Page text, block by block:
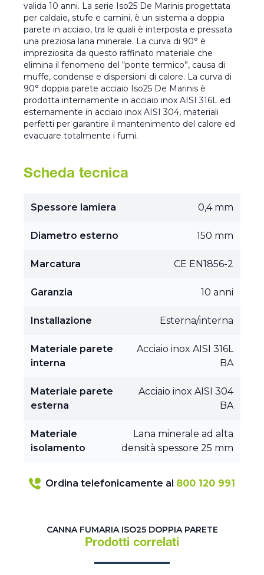
valida 10 anni. La serie Iso25 De Marinis progettata
per caldaie, stufe e camini, è un sistema a doppia
parete in acciaio, tra le quali è interposta e pressata
una preziosa lana minerale. La curva di 90° è
impreziosita da questo raffinato materiale che
elimina il fenomeno del “ponte termico”, causa di
muffe, condense e dispersioni di calore. La curva di
90° doppia parete acciaio Iso25 De Marinis è
prodotta internamente in acciaio inox AISI 316L ed
esternamente in acciaio inox AISI 304, materiali
perfetti per garantire il mantenimento del calore ed
evacuare totalmente i fumi.
Scheda tecnica
Spessore lamiera 0,4 mm
Diametro esterno 150 mm
Marcatura CE EN1856-2
Garanzia 10 anni
Installazione Esterna/interna
Materiale parete
interna
Acciaio inox AISI 316L
BA
Materiale parete
esterna
Acciaio inox AISI 304
BA
Materiale
isolamento
Lana minerale ad alta
densità spessore 25 mm
Ordina telefonicamente al 800 120 991
CANNA FUMARIA ISO25 DOPPIA PARETE
Prodotti correlati